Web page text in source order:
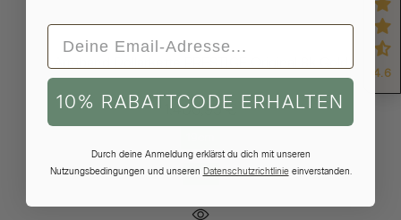
1.406,95 €
Gold
4.6
10% RABATTCODE ERHALTEN
Durch deine Anmeldung erklärst du dich mit unseren
Nutzungsbedingungen und unseren Datenschutzrichtlinieeinverstanden.